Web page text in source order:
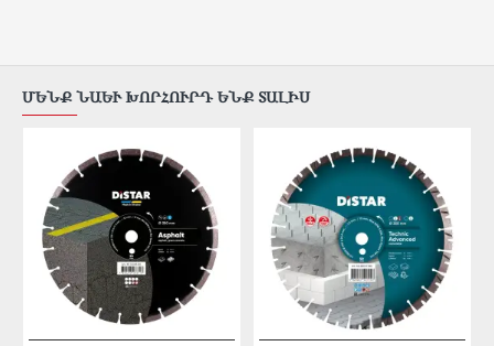
ՄԵՆՔ ՆԱԵՒ ԽՈՐՀՈՒՐԴ ԵՆՔ ՏԱԼԻՍ